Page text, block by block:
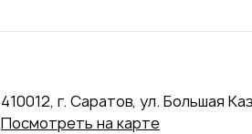
410012, г. Саратов, ул. Большая
Посмотреть на карте